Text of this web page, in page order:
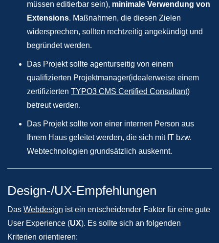
müssen editierbar sein), minimale Verwendung von
Extensions. Maßnahmen, die diesen Zielen
widersprechen, sollten rechtzeitig angekündigt und
begründet werden.
Das Projekt sollte agenturseitig von einem
qualifizierten Projektmanager(idealerweise einem
zertifizierten TYPO3 CMS Certified Consultant)
betreut werden.
Das Projekt sollte von einer internen Person aus
Ihrem Haus geleitet werden, die sich mit IT bzw.
Webtechnologien grundsätzlich auskennt.
Design-/UX-Empfehlungen
Das Webdesign ist ein entscheidender Faktor für eine gute
User Experience (UX). Es sollte sich an folgenden
Kriterien orientieren: